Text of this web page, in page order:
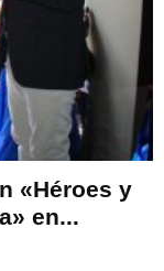
«Héroes y
en...